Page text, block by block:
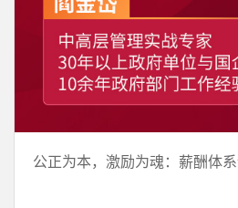
公正为本，激励为魂：薪酬体